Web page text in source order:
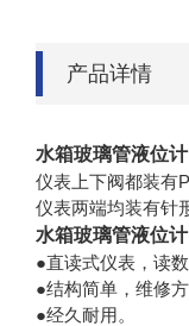
产品详情
水箱玻璃管液位计
仪表上下阀都装有
仪表两端均装有针
水箱玻璃管液位计
●直读式仪表，读
●结构简单，维修
●经久耐用。